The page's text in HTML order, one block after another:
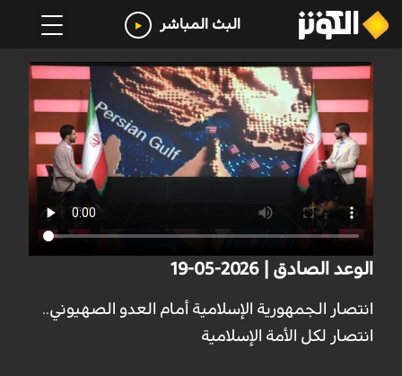
البث المباشر
الوعد الصادق | 2026-05-19
انتصار الجمهورية الإسلامية أمام العدو الصهيوني..
انتصار لكل الأمة الإسلامية